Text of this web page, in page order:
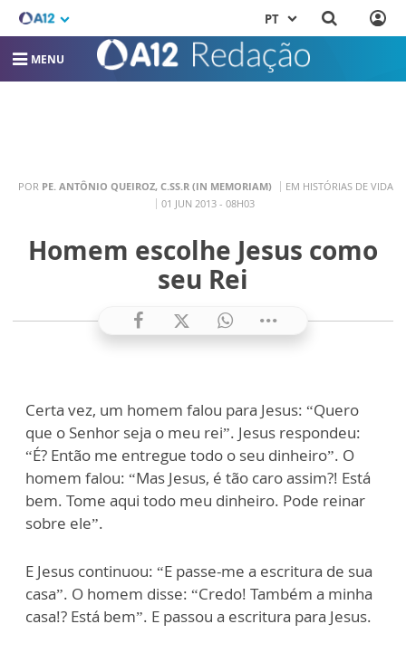
PT
MENU
POR PE. ANTÔNIO QUEIROZ, C.SS.R (IN MEMORIAM)
EM HISTÓRIAS DE VIDA
01 JUN 2013 - 08H03
Homem escolhe Jesus como
seu Rei
Certa vez, um homem falou para Jesus: “Quero
que o Senhor seja o meu rei”. Jesus respondeu:
“É? Então me entregue todo o seu dinheiro”. O
homem falou: “Mas Jesus, é tão caro assim?! Está
bem. Tome aqui todo meu dinheiro. Pode reinar
sobre ele”.
E Jesus continuou: “E passe-me a escritura de sua
casa”. O homem disse: “Credo! Também a minha
casa!? Está bem”. E passou a escritura para Jesus.